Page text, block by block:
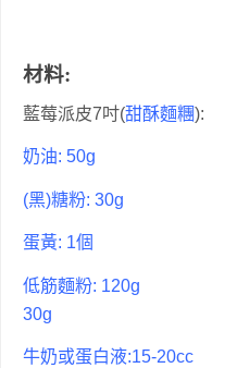
材料:
藍莓派皮7吋(甜酥麵糰):
奶油: 50g 藍
(黑)糖粉: 30g 蛋:
蛋黃: 1
低筋麵粉:
30g
牛奶或蛋白液:15-